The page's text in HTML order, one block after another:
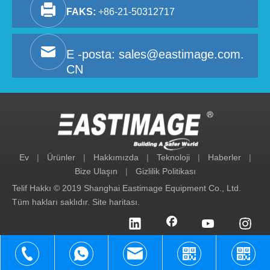
FAKS: +86-21-50312717
E -posta: sales@eastimage.com.
CN
Ev | Ürünler | Hakkımızda | Teknoloji | Haberler
|
Bize Ulaşın
| Gizlilik Politikası
+86
Telif Hakkı © 2019 Shanghai Eastimage Equipment Co., Ltd.
Tüm hakları saklıdır. Site haritası